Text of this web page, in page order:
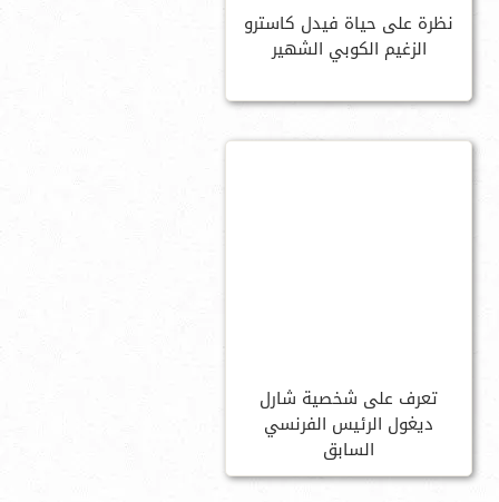
نظرة على حياة فيدل كاسترو
الزغيم الكوبي الشهير
تعرف على شخصية شارل
ديغول الرئيس الفرنسي
السابق